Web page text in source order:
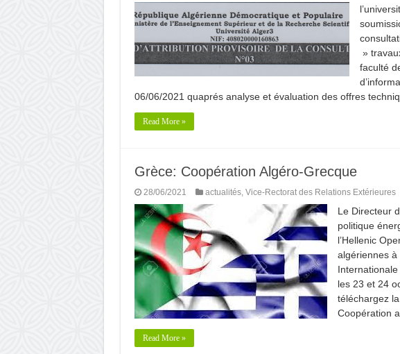
»
faculté
06/06/2021 quaprés analyse et évaluation des offres
Read More »
Grèce: Coopération Algéro-Grecque
28/06/2021 actualités, Vice-Rectorat des Relations Extérieures
Le Directeur
politique
l’Hellenic
algériennes
les 23 et 24
téléchargez
Coopération
Read More »